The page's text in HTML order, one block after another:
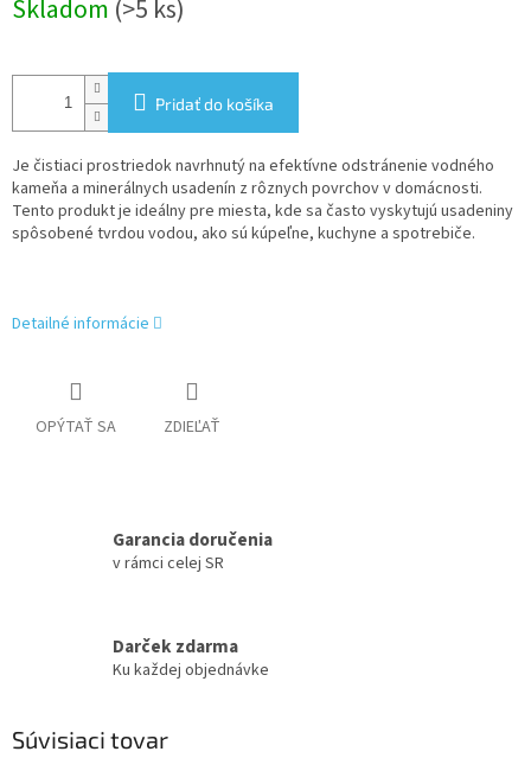
cena:
Skladom (>5 ks)
Pridať do košíka
Je čistiaci prostriedok navrhnutý na efektívne odstránenie vodného
kameňa a minerálnych usadenín z rôznych povrchov v domácnosti.
Tento produkt je ideálny pre miesta, kde sa často vyskytujú usadeniny
spôsobené tvrdou vodou, ako sú kúpeľne, kuchyne a spotrebiče.
Detailné informácie
OPÝTAŤ SA ZDIEĽAŤ
Garancia doručenia
v rámci celej SR
Darček zdarma
Ku každej objednávke
Súvisiaci tovar